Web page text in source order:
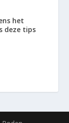
het
deze tips